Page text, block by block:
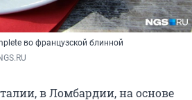
во французской блинной
в Ломбардии, на основе